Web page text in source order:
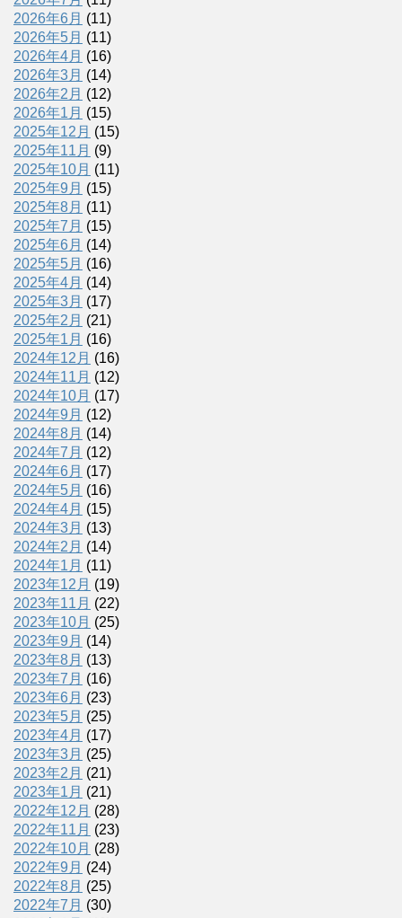
2026年6月 (11)
2026年5月 (11)
2026年4月 (16)
2026年3月 (14)
2026年2月 (12)
2026年1月 (15)
2025年12月 (15)
2025年11月 (9)
2025年10月 (11)
2025年9月 (15)
2025年8月 (11)
2025年7月 (15)
2025年6月 (14)
2025年5月 (16)
2025年4月 (14)
2025年3月 (17)
2025年2月 (21)
2025年1月 (16)
2024年12月 (16)
2024年11月 (12)
2024年10月 (17)
2024年9月 (12)
2024年8月 (14)
2024年7月 (12)
2024年6月 (17)
2024年5月 (16)
2024年4月 (15)
2024年3月 (13)
2024年2月 (14)
2024年1月 (11)
2023年12月 (19)
2023年11月 (22)
2023年10月 (25)
2023年9月 (14)
2023年8月 (13)
2023年7月 (16)
2023年6月 (23)
2023年5月 (25)
2023年4月 (17)
2023年3月 (25)
2023年2月 (21)
2023年1月 (21)
2022年12月 (28)
2022年11月 (23)
2022年10月 (28)
2022年9月 (24)
2022年8月 (25)
2022年7月 (30)